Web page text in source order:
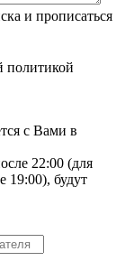
и прописаться
политикой
с Вами в
22:00 (для
19:00), будут